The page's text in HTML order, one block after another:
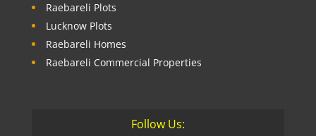
Raebareli Plots
Lucknow Plots
Raebareli Homes
Raebareli Commercial Properties
Follow Us: